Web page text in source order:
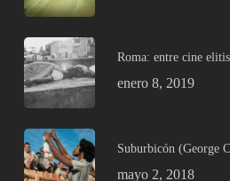
Roma: entre cine
enero 8, 2019
Suburbicón (George
mayo 2, 2018